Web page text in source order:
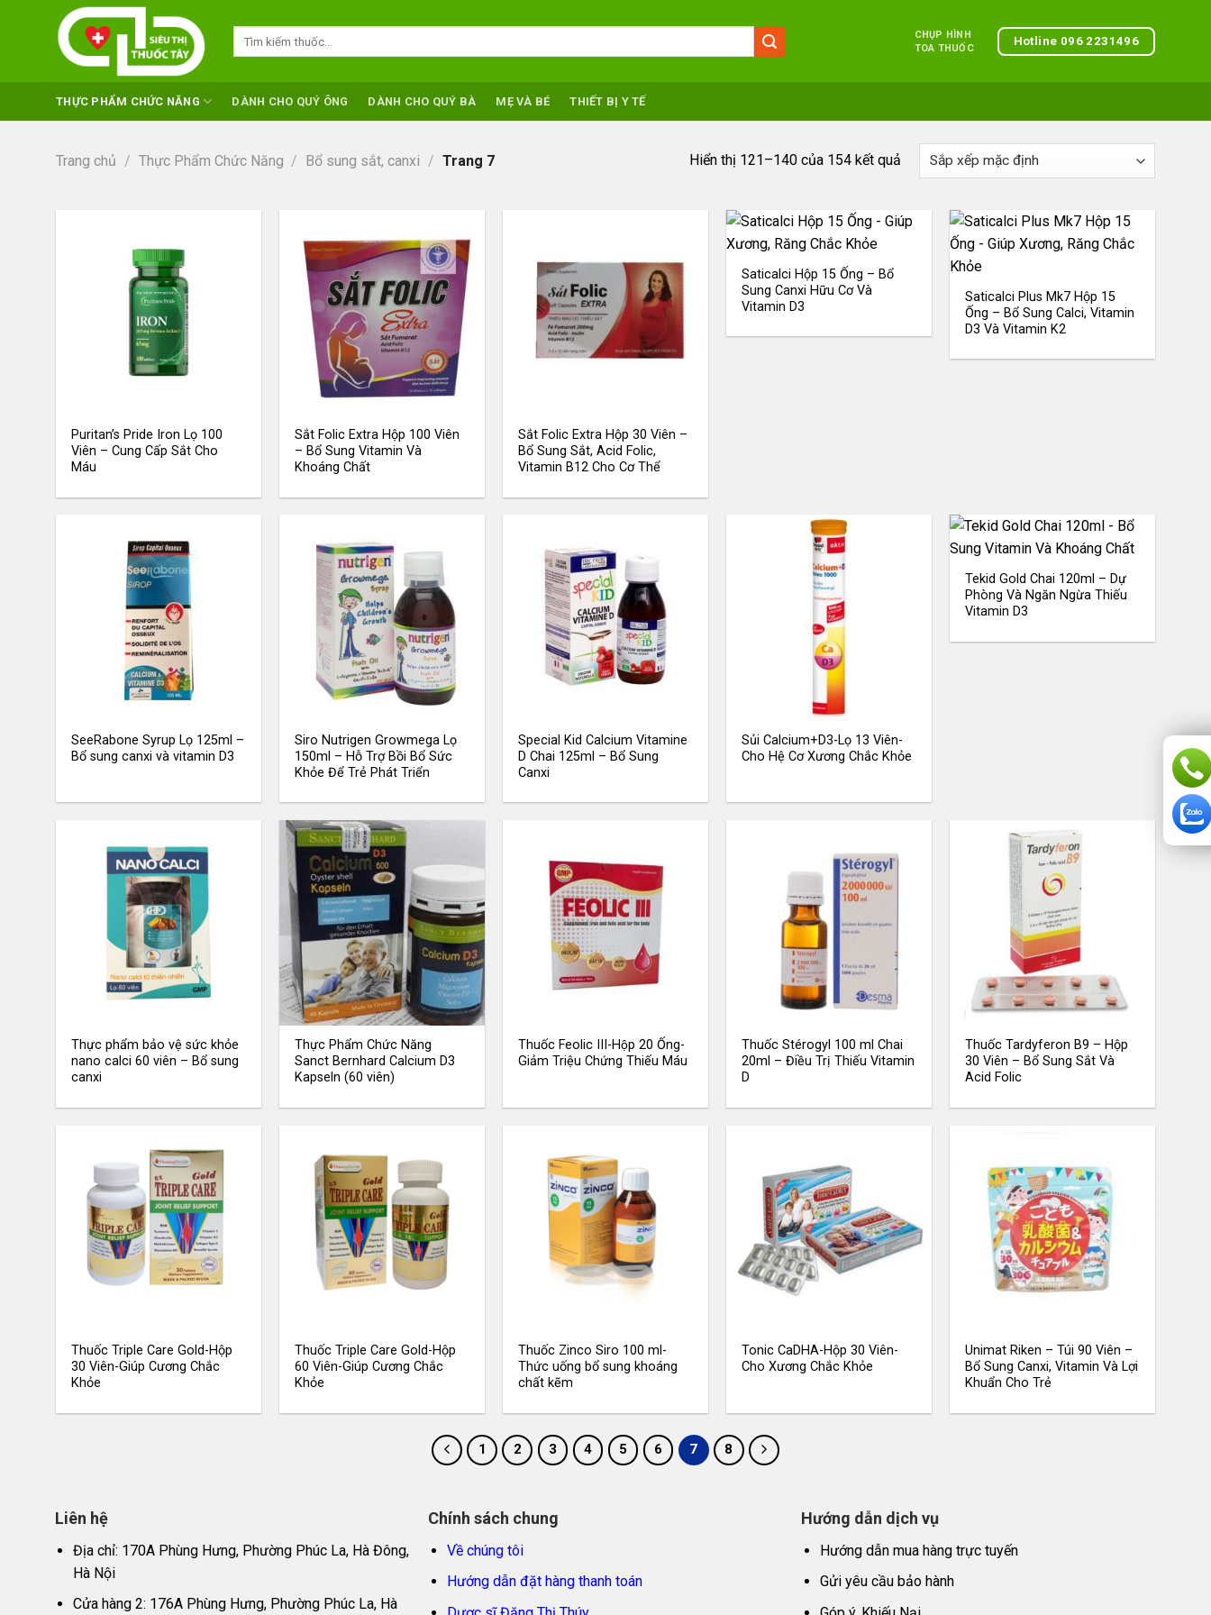
CHỤP HÌNH
TOA THUỐC
Hotline 096 2231496
THỰC PHẨM CHỨC NĂNG DÀNH CHO QUÝ ÔNG DÀNH CHO QUÝ BÀ MẸ VÀ BÉ THIẾT BỊ Y TẾ
Trang chủ / Thực Phẩm Chức Năng / Bổ sung sắt, canxi / Trang 7 Hiển thị 121–140 của 154 kết quả
Puritan’s Pride Iron Lọ 100
Viên – Cung Cấp Sắt Cho
Máu
Sắt Folic Extra Hộp 100 Viên
– Bổ Sung Vitamin Và
Khoáng Chất
Sắt Folic Extra Hộp 30 Viên –
Bổ Sung Sắt, Acid Folic,
Vitamin B12 Cho Cơ Thể
Saticalci Hộp 15 Ống – Bổ
Sung Canxi Hữu Cơ Và
Vitamin D3
Saticalci Plus Mk7 Hộp 15
Ống – Bổ Sung Calci, Vitamin
D3 Và Vitamin K2
SeeRabone Syrup Lọ 125ml –
Bổ sung canxi và vitamin D3
Siro Nutrigen Growmega Lọ
150ml – Hỗ Trợ Bồi Bổ Sức
Khỏe Để Trẻ Phát Triển
Special Kid Calcium Vitamine
D Chai 125ml – Bổ Sung
Canxi
Sủi Calcium+D3-Lọ 13 Viên-
Cho Hệ Cơ Xương Chắc Khỏe
Tekid Gold Chai 120ml – Dự
Phòng Và Ngăn Ngừa Thiếu
Vitamin D3
Thực phẩm bảo vệ sức khỏe
nano calci 60 viên – Bổ sung
canxi
Thực Phẩm Chức Năng
Sanct Bernhard Calcium D3
Kapseln (60 viên)
Thuốc Feolic III-Hộp 20 Ống-
Giảm Triệu Chứng Thiếu Máu
Thuốc Stérogyl 100 ml Chai
20ml – Điều Trị Thiếu Vitamin
D
Thuốc Tardyferon B9 – Hộp
30 Viên – Bổ Sung Sắt Và
Acid Folic
Thuốc Triple Care Gold-Hộp
30 Viên-Giúp Cương Chắc
Khỏe
Thuốc Triple Care Gold-Hộp
60 Viên-Giúp Cương Chắc
Khỏe
Thuốc Zinco Siro 100 ml-
Thức uống bổ sung khoáng
chất kẽm
Tonic CaDHA-Hộp 30 Viên-
Cho Xương Chắc Khỏe
Unimat Riken – Túi 90 Viên –
Bổ Sung Canxi, Vitamin Và Lợi
Khuẩn Cho Trẻ
1 2 3 4 5 6 7 8
Liên hệ
Địa chỉ: 170A Phùng Hưng, Phường Phúc La, Hà Đông,
Hà Nội
Cửa hàng 2: 176A Phùng Hưng, Phường Phúc La, Hà
Chính sách chung
Về chúng tôi
Hướng dẫn đặt hàng thanh toán
Hướng dẫn dịch vụ
Hướng dẫn mua hàng trực tuyến
Gửi yêu cầu bảo hành